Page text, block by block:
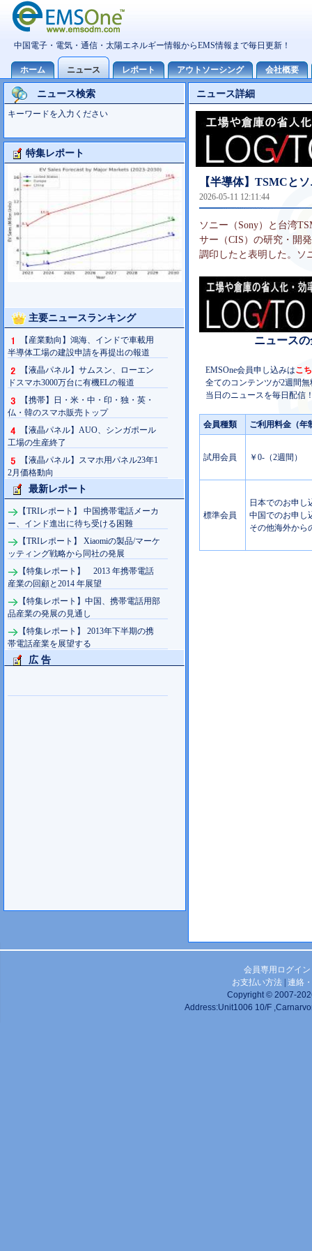
ニュース検索
キーワードを入力ください
特集レポート
Foxconn事業分析
主要ニュースランキング
【産業動向】鴻海、インドで車載用
半導体工場の建設申請を再提出の報道
【液晶パネル】サムスン、ローエン
ドスマホ3000万台に有機ELの報道
【携帯】日・米・中・印・独・英・
仏・韓のスマホ販売トップ
【液晶パネル】AUO、シンガポール
工場の生産終了
【液晶パネル】スマホ用パネル23年1
2月価格動向
最新レポート
【TRIレポート】 中国携帯電話メーカ
ー、インド進出に待ち受ける困難
【TRIレポート】 Xiaomiの製品/マーケ
ッティング戦略から同社の発展
【特集レポート】 2013 年携帯電話
産業の回顧と2014 年展望
【特集レポート】中国、携帯電話用部
品産業の発展の見通し
【特集レポート】 2013年下半期の携
帯電話産業を展望する
広 告
ニュース詳細
【半導体】TSMCと
2026-05-11 12:11:44
ソニー（Sony）と台湾
サー（CIS）の研究・開
調印したと表明した。ソ
ニュース
EMSOne会員申し込みはこ
全てのコンテンツが2週間
当日のニュースを毎日配信
会員種類 ご利用料金（年
試用会員 ￥0-（2週間）
標準会員
日本でのお申し
中国でのお申し
その他海外から